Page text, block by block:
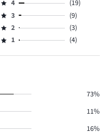
5,
počet
hlasov
133.
Hodnotenie
4,
počet
hlasov
4
(19)
Hodnotenie
3,
počet
3
(9)
Hodnotenie
2,
2
(3)
Hodnotenie
1,
1 (4)
73%
11%
16%